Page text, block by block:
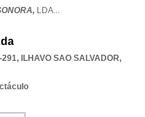
LDA...
291, ILHAVO SAO SALVADOR,